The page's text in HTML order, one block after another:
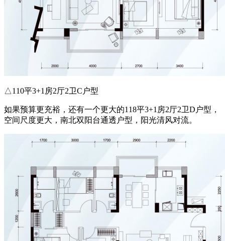
△110平3+1房2厅2卫C户型
如果预算更充裕，还有一个更大的118平3+1房2厅2卫D户型，
空间尺度更大，南北双阳台通透户型，阳光清风对流。